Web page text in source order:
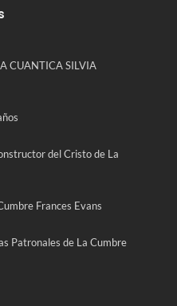
CUANTICA SILVIA
del Cristo de La
Frances Evans
Patronales de La Cumbre